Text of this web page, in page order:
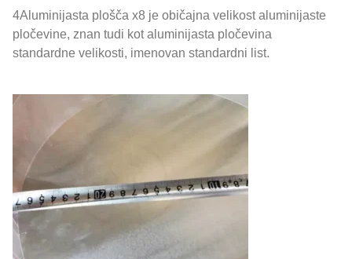
4Aluminijasta plošča x8 je običajna velikost aluminijaste
pločevine, znan tudi kot aluminijasta pločevina
standardne velikosti, imenovan standardni list.